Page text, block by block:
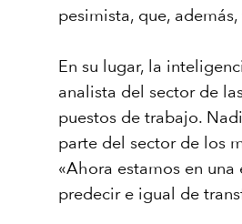
pesimista, que,
En su lugar, la
analista del sector de
puestos de trabajo.
parte del sector de los
«Ahora estamos en
predecir e igual de